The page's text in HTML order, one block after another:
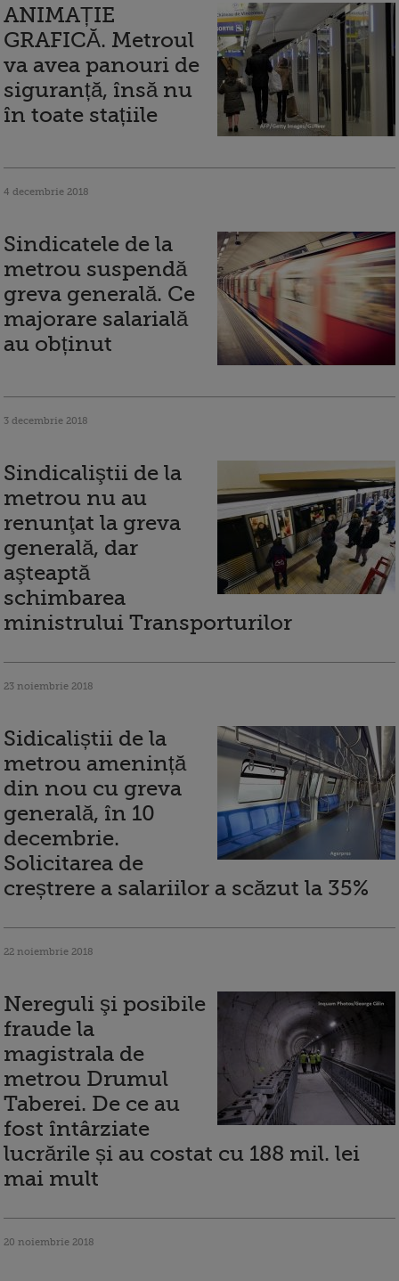
ANIMAȚIE
GRAFICĂ. Metroul
va avea panouri de
siguranță, însă nu
în toate stațiile
4 decembrie 2018
Sindicatele de la
metrou suspendă
greva generală. Ce
majorare salarială
au obținut
3 decembrie 2018
Sindicaliştii de la
metrou nu au
renunţat la greva
generală, dar
aşteaptă
schimbarea
ministrului Transporturilor
23 noiembrie 2018
Sidicaliștii de la
metrou amenință
din nou cu greva
generală, în 10
decembrie.
Solicitarea de
creștrere a salariilor a scăzut la 35%
22 noiembrie 2018
Nereguli şi posibile
fraude la
magistrala de
metrou Drumul
Taberei. De ce au
fost întârziate
lucrările și au costat cu 188 mil. lei
mai mult
20 noiembrie 2018